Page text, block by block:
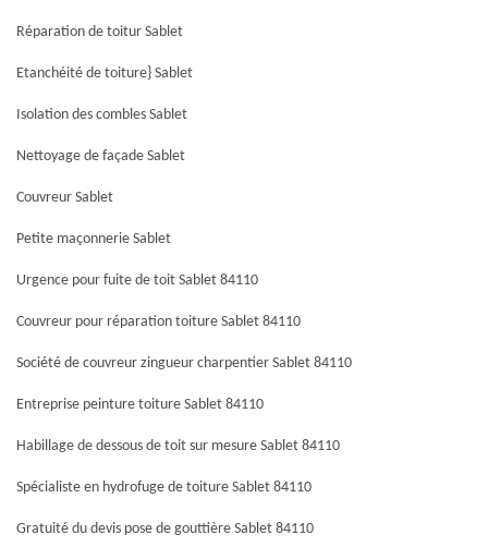
Réparation de toitur Sablet
Etanchéité de toiture} Sablet
Isolation des combles Sablet
Nettoyage de façade Sablet
Couvreur Sablet
Petite maçonnerie Sablet
Urgence pour fuite de toit Sablet 84110
Couvreur pour réparation toiture Sablet 84110
Société de couvreur zingueur charpentier Sablet 84110
Entreprise peinture toiture Sablet 84110
Habillage de dessous de toit sur mesure Sablet 84110
Spécialiste en hydrofuge de toiture Sablet 84110
Gratuité du devis pose de gouttière Sablet 84110